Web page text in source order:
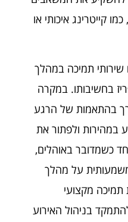
קייטרינג איכותי או
שירותי תמיכה במהלך
בחשיבותו. במקרה
בהתאמות של הרגע
במהירות ולפתור את
כשמדובר באוהלים,
על מהלך
תמיכה מקצועי
בניהול האירוע